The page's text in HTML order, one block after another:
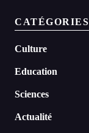
CATÉGORIES
Culture
Education
Sciences
Actualité